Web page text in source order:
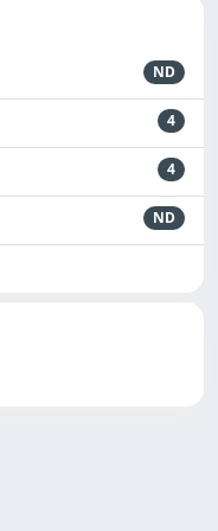
ND
4
4
ND